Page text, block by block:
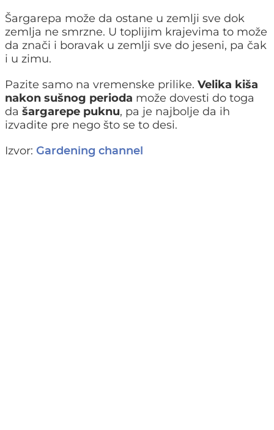
Šargarepa može da ostane u zemlji sve dok
zemlja ne smrzne. U toplijim krajevima to može
da znači i boravak u zemlji sve do jeseni, pa čak
i u zimu.
Pazite samo na vremenske prilike. Velika kiša
nakon sušnog perioda može dovesti do toga
da šargarepe puknu, pa je najbolje da ih
izvadite pre nego što se to desi.
Izvor: Gardening channel